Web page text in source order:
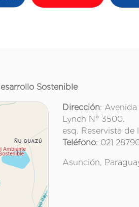
Sostenible
Dirección:
Lynch N° 3500.
esq. Reservista de
Teléfono: 021
Asunción,